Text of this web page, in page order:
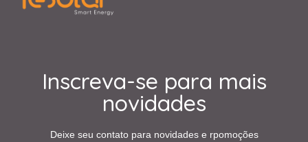
Inscreva-se para mais
novidades
Deixe seu contato para novidades e rpomoções